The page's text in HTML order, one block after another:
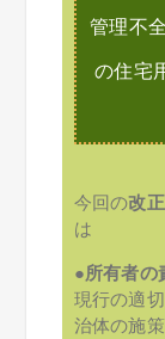
管理不
の住宅
今回の改
は
●所有者の
現行の適
治体の施